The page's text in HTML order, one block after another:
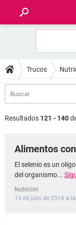
FOROS
SALUD
BIENESTAR
SEXUALIDAD
Trucos
Resultados 121 - 140
Alimentos
El selenio es un
del organismo...
Nutrición
19 de julio de 2016 a